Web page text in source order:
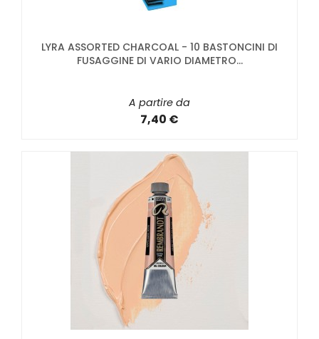
LYRA ASSORTED CHARCOAL - 10 BASTONCINI DI
FUSAGGINE DI VARIO DIAMETRO...
A partire da
7,40 €